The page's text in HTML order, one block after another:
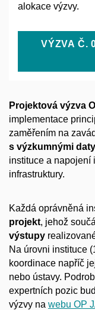
alokace výzvy.
VÝZVA Č.
Projektová výzva
implementace
zaměřením na
s výzkumnými daty
instituce a napojení
infrastruktury.
Každá oprávněná
projekt, jehož
výstupy
Na úrovni instituce
koordinace napříč
nebo ústavy.
expertních pozic
výzvy na webu OP